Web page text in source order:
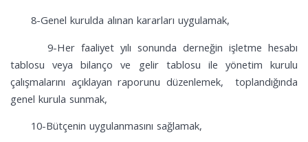
8-Genel kurulda alınan kararları uygulamak,
9-Her faaliyet yılı sonunda derneğin işletme hesabı
tablosu veya bilanço ve gelir tablosu ile yönetim kurulu
çalışmalarını açıklayan raporunu düzenlemek, toplandığında
genel kurula sunmak,
10-Bütçenin uygulanmasını sağlamak,